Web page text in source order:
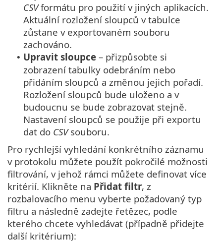
CSVformátu pro použití v jiných aplikacích.
Aktuální rozložení sloupců v tabulce
zůstane v exportovaném souboru
zachováno.
• Upravit sloupce – přizpůsobte si
zobrazení tabulky odebráním nebo
přidáním sloupců a změnou jejich pořadí.
Rozložení sloupců bude uloženo a v
budoucnu se bude zobrazovat stejně.
Nastavení sloupců se použije při exportu
dat do CSVsouboru.
Pro rychlejší vyhledání konkrétního záznamu
v protokolu můžete použít pokročilé možnosti
filtrování, v jehož rámci můžete definovat více
kritérií. Klikněte na Přidat filtr, z
rozbalovacího menu vyberte požadovaný typ
filtru a následně zadejte řetězec, podle
kterého chcete vyhledávat (případně přidejte
další kritérium):